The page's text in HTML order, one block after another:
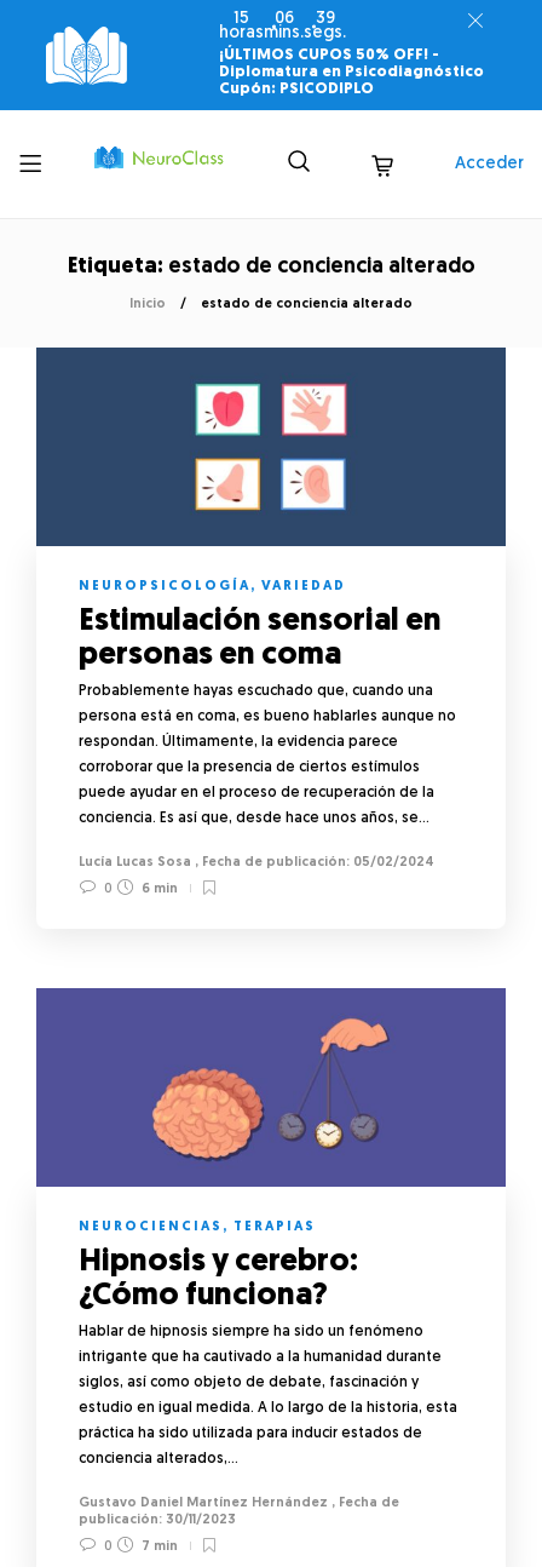
15
horas
06
mins.
39
segs.
¡ÚLTIMOS CUPOS 50% OFF! -
Diplomatura en Psicodiagnóstico
Cupón: PSICODIPLO
Toggle
menu
Acceder
Etiqueta: estado de conciencia alterado
Inicio estado de conciencia alterado
NEUROPSICOLOGÍA, VARIEDAD
Estimulación sensorial en
personas en coma
Probablemente hayas escuchado que, cuando una
persona está en coma, es bueno hablarles aunque no
respondan. Últimamente, la evidencia parece
corroborar que la presencia de ciertos estímulos
puede ayudar en el proceso de recuperación de la
conciencia. Es así que, desde hace unos años, se…
Lucía Lucas Sosa ,
05/02/2024
0
6 min
NEUROCIENCIAS , TERAPIAS
Hipnosis y cerebro:
¿Cómo funciona?
Hablar de hipnosis siempre ha sido un fenómeno
intrigante que ha cautivado a la humanidad durante
siglos, así como objeto de debate, fascinación y
estudio en igual medida. A lo largo de la historia, esta
práctica ha sido utilizada para inducir estados de
conciencia alterados,…
Gustavo Daniel Martínez Hernández ,
30/11/2023
0
7 min